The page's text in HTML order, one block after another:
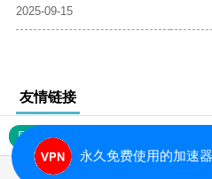
2025-09-15
友情链接
网站地图
永久免费使用的加速器